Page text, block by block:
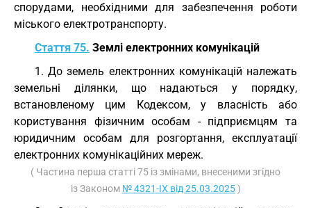
спорудами, необхідними для забезпечення роботи
міського електротранспорту.
Стаття 75. Землі електронних комунікацій
1. До земель електронних комунікацій належать
земельні ділянки, що надаються у порядку,
встановленому цим Кодексом, у власність або
користування фізичним особам - підприємцям та
юридичним особам для розгортання, експлуатації
електронних комунікаційних мереж.
( Частина перша статті 75 із змінами, внесеними згідно
із Законом № 4321-IX від 25.03.2025)